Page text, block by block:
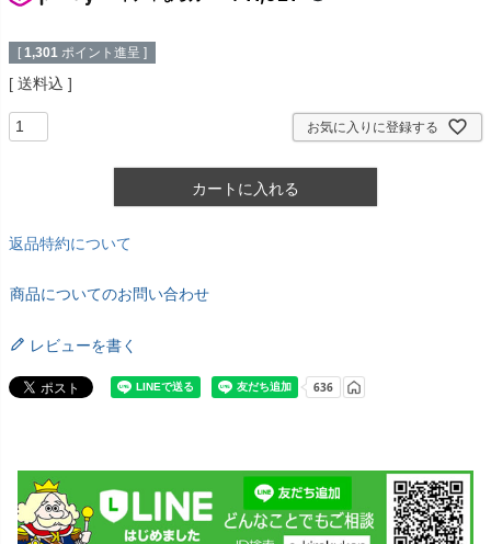
[ 1,301 ポイント進呈 ]
送料込
お気に入りに登録する
カートに入れる
返品特約について
商品についてのお問い合わせ
レビューを書く